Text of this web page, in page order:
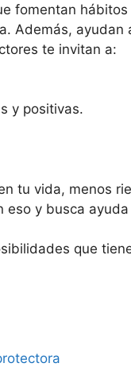
fomentan
Además,
te invitan a:
y positivas.
tu vida, menos
y busca
que